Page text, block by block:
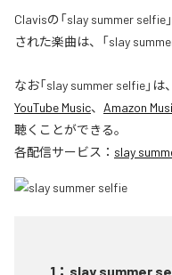
Clavisの「slay summer
された楽曲は、「slay
なお「slay summer selfie」は、
YouTube Music、 Amazon
聴くことができる。
各配信サービス： slay
1 ： slay summer